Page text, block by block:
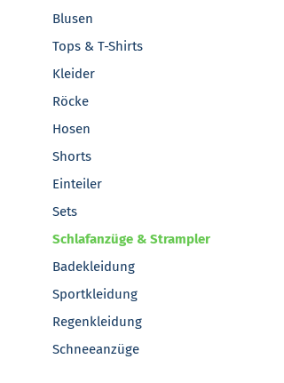
Blusen
Tops & T-Shirts
Kleider
Röcke
Hosen
Shorts
Einteiler
Sets
Schlafanzüge & Strampler
Badekleidung
Sportkleidung
Regenkleidung
Schneeanzüge